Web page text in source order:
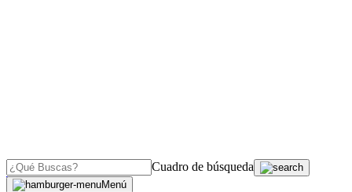
Cuadro de búsqueda
Menú
OJO